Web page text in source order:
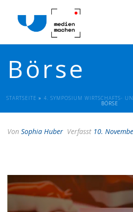
Börse
STARTSEITE » 4. SYMPOSIUM WIRTSCHAFTS-
BÖRSE
Von Sophia Huber Verfasst 10.